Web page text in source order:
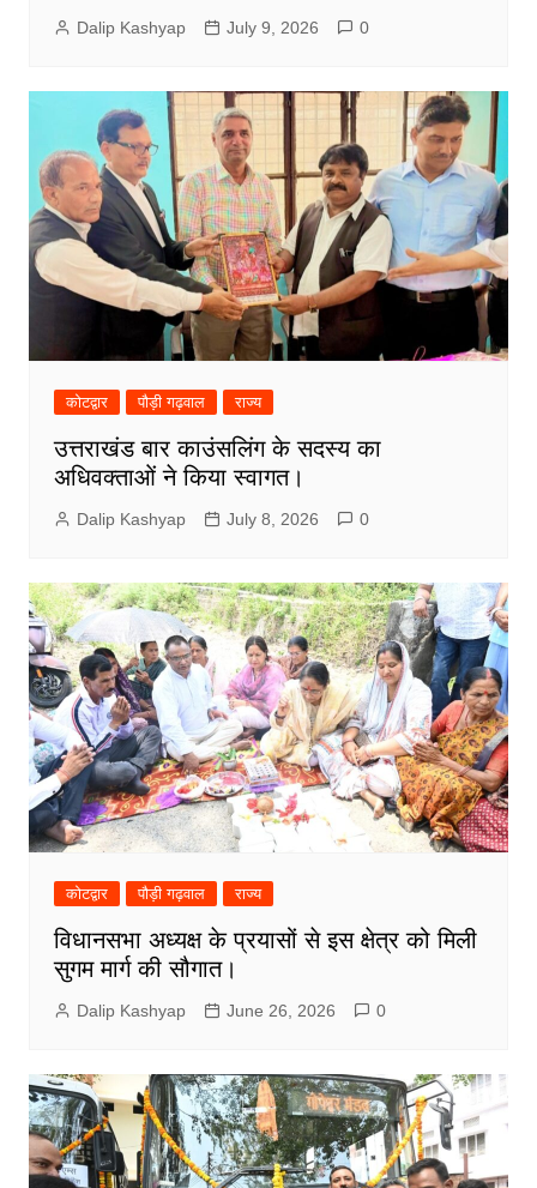
Dalip Kashyap July 9, 2026 0
कोटद्वार पौड़ी गढ़वाल राज्य
उत्तराखंड बार काउंसलिंग के सदस्य का
अधिवक्ताओं ने किया स्वागत।
Dalip Kashyap July 8, 2026 0
कोटद्वार पौड़ी गढ़वाल राज्य
विधानसभा अध्यक्ष के प्रयासों से इस क्षेत्र को मिली
सुगम मार्ग की सौगात।
Dalip Kashyap June 26, 2026 0